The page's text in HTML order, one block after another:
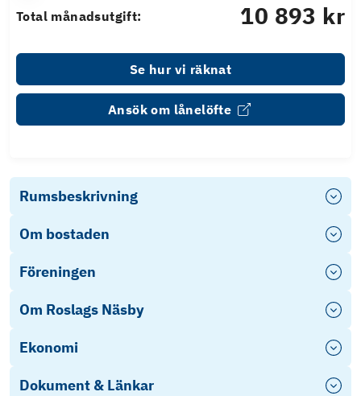
Total månadsutgift: 10 893 kr
Se hur vi räknat
Ansök om lånelöfte
Rumsbeskrivning
Om bostaden
Föreningen
Om Roslags Näsby
Ekonomi
Dokument & Länkar